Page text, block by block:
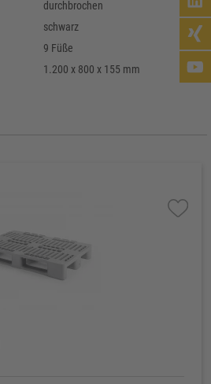
durchbrochen
schwarz
9 Füße
1.200 x 800 x 155 mm